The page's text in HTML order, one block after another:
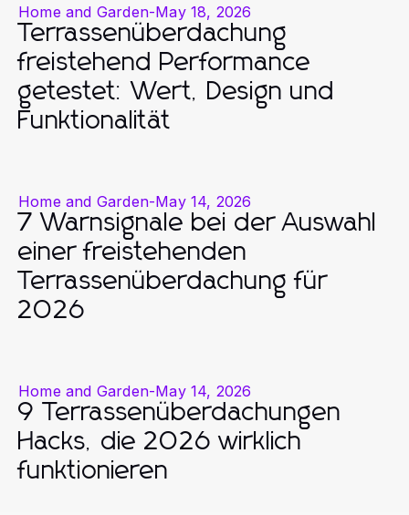
Home and Garden-May 18, 2026
Terrassenüberdachung
freistehend Performance
getestet: Wert, Design und
Funktionalität
Home and Garden-May 14, 2026
7 Warnsignale bei der Auswahl
einer freistehenden
Terrassenüberdachung für
2026
Home and Garden-May 14, 2026
9 Terrassenüberdachungen
Hacks, die 2026 wirklich
funktionieren